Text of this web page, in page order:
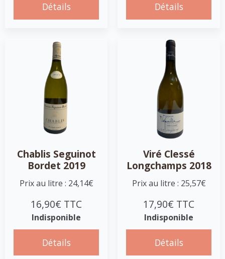
Détails Détails
Chablis Seguinot
Bordet 2019
Prix au litre : 24,14€
16,90€ TTC
Indisponible
Détails
Viré Clessé
Longchamps 2018
Prix au litre : 25,57€
17,90€ TTC
Indisponible
Détails